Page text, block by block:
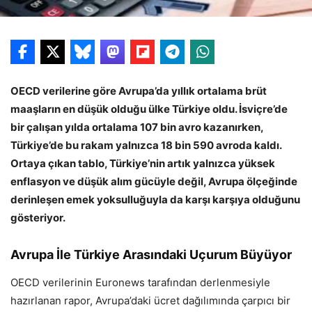
OECD verilerine göre Avrupa’da yıllık ortalama brüt
maaşların en düşük olduğu ülke Türkiye oldu. İsviçre’de
bir çalışan yılda ortalama 107 bin avro kazanırken,
Türkiye’de bu rakam yalnızca 18 bin 590 avroda kaldı.
Ortaya çıkan tablo, Türkiye’nin artık yalnızca yüksek
enflasyon ve düşük alım gücüyle değil, Avrupa ölçeğinde
derinleşen emek yoksulluğuyla da karşı karşıya olduğunu
gösteriyor.
Avrupa İle Türkiye Arasındaki Uçurum Büyüyor
OECD verilerinin Euronews tarafından derlenmesiyle
hazırlanan rapor, Avrupa’daki ücret dağılımında çarpıcı bir